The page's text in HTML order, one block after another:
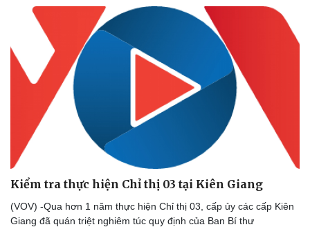
Pháp luật
Vụ án
Quân sự - Quốc phòng
Vũ khí
Kiểm tra thực hiện Chỉ thị 03 tại Kiên Giang
(VOV) -Qua hơn 1 năm thực hiện Chỉ thị 03, cấp ủy các cấp Kiên
Giang đã quán triệt nghiêm túc quy định của Ban Bí thư